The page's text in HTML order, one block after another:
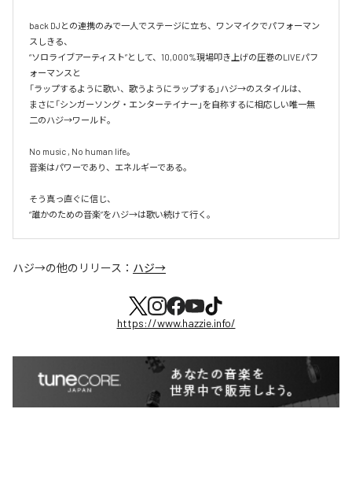
back DJとの連携のみで一人でステージに立ち、ワンマイクでパフォーマン
スしきる、
“ソロライブアーティスト”として、10,000%現場叩き上げの圧巻のLIVEパフ
ォーマンスと
「ラップするように歌い、歌うようにラップする」ハジ→のスタイルは、
まさに「シンガーソング・エンターテイナー」を自称するに相応しい唯一無
二のハジ→ワールド。
No music , No human life。
音楽はパワーであり、エネルギーである。
そう真っ直ぐに信じ、
ハジ→の他のリリース： ハジ→
https://www.hazzie.info/